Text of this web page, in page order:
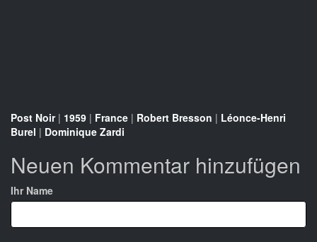
Post Noir| 1959 | France | Robert Bresson | Léonce-Henri
Burel | Dominique Zardi
Neuen Kommentar hinzufügen
Ihr Name